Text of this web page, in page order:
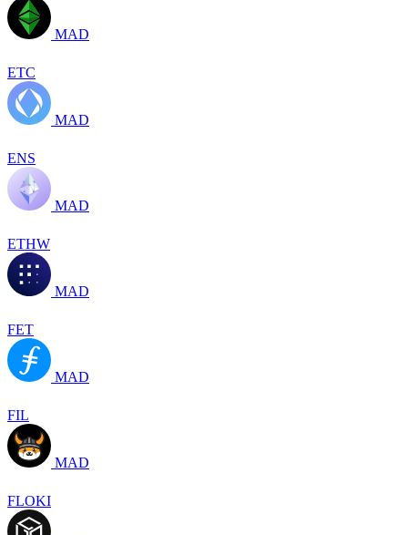
MAD
ETC
MAD
ENS
MAD
ETHW
MAD
FET
MAD
FIL
MAD
FLOKI